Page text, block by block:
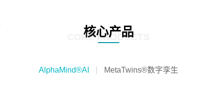
核心产品
CORE PRODUCTS
AlphaMind®AI MetaTwins®数字孪生